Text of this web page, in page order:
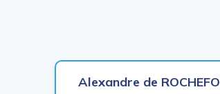
Alexandre de